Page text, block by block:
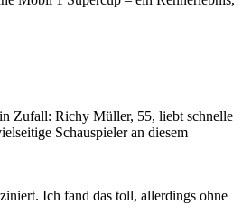
Zufall: Richy Müller, 55, liebt schnelle
Schauspieler an diesem
Ich fand das toll, allerdings ohne